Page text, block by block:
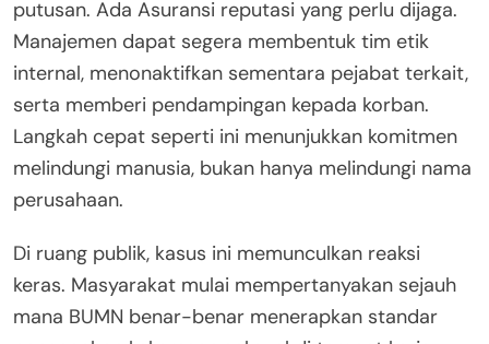
putusan. Ada Asuransi reputasi yang perlu dijaga.
Manajemen dapat segera membentuk tim etik
internal, menonaktifkan sementara pejabat terkait,
serta memberi pendampingan kepada korban.
Langkah cepat seperti ini menunjukkan komitmen
melindungi manusia, bukan hanya melindungi nama
perusahaan.
Di ruang publik, kasus ini memunculkan reaksi
keras. Masyarakat mulai mempertanyakan sejauh
mana BUMN benar-benar menerapkan standar